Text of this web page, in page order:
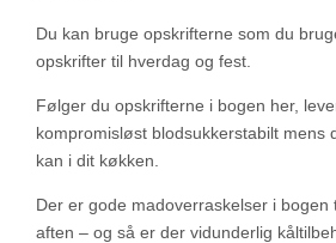
Du kan bruge opskrifterne som du
opskrifter til hverdag og fest.
Følger du opskrifterne i bogen her,
kompromisløst blodsukkerstabilt mens
kan i dit køkken.
Der er gode madoverraskelser i bogen
aften – og så er der vidunderlig